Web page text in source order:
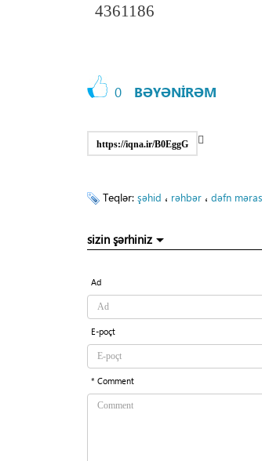
4361186
0 BƏYƏNİRƏM
https://iqna.ir/B0EggG
Teqlər: şəhid ، rəhbər ، dəfn
sizin şərhiniz
Ad
E-poçt
* Comment